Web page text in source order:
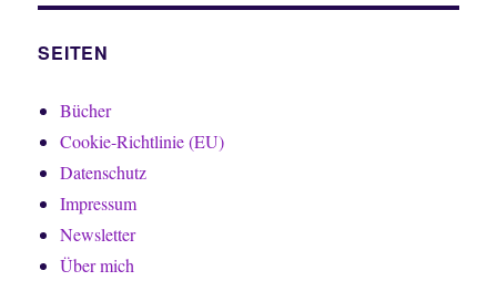
SEITEN
Bücher
Cookie-Richtlinie (EU)
Datenschutz
Impressum
Newsletter
Über mich